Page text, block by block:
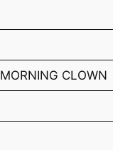
MORNING CLOWN